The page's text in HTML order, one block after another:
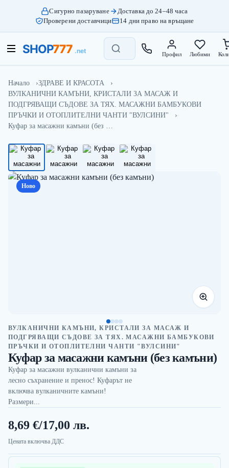
Сигурно пазаруване
Доставка до 24–48 часа
Проверени доставчици
14 дни право на връщане
Профил Любими
Начало
ЗДРАВЕ И КРАСОТА
ВУЛКАНИЧНИ КАМЪНИ, КРИСТАЛИ ЗА МАСАЖ И
ПОДГРЯВАЩИ СЪДОВЕ ЗА ТЯХ. МАСАЖНИ БАМБУКОВИ
ПРЪЧКИ И ОТОПЛИТЕЛНИ ЧАНТИ "ВУЛСИНИ"
Куфар за масажни камъни (без …
Ново
ВУЛКАНИЧНИ КАМЪНИ, КРИСТАЛИ ЗА МАСАЖ И
ПОДГРЯВАЩИ СЪДОВЕ ЗА ТЯХ. МАСАЖНИ БАМБУКОВИ
ПРЪЧКИ И ОТОПЛИТЕЛНИ ЧАНТИ "ВУЛСИНИ"
Куфар за масажни камъни (без камъни)
Куфар за масажни вулканични камъни за
лесно съхранение и пренос! Куфарът не
включва вулканичните камъни!
Размери...
8,69 €/17,00 лв.
Цената включва ДДС